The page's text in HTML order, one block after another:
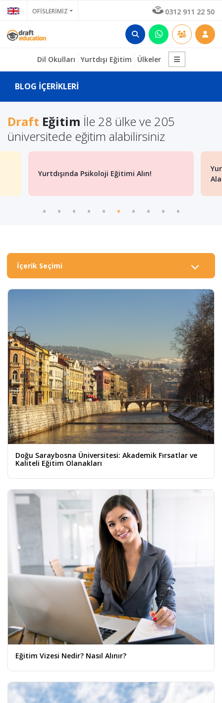
OFİSLERİMİZ 0312 911 22 50
Dil Okulları Yurtdışı Eğitim Ülkeler
BLOG İÇERİKLERİ
Draft Eğitim İle 28 ülke ve 205
üniversitede eğitim alabilirsiniz
Alabilir Miyim?...
İçerik Seçimi
Doğu Saraybosna Üniversitesi: Akademik Fırsatlar ve
Kaliteli Eğitim Olanakları
Eğitim Vizesi Nedir? Nasıl Alınır?